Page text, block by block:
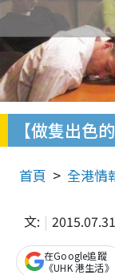
【做隻出色
首頁 全港情
文: 2015.07.31
在Google追蹤
《UHK 港生活》